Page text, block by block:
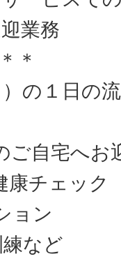
業務
＊
の１日の
ご自宅へお
康チェック
ョン
など